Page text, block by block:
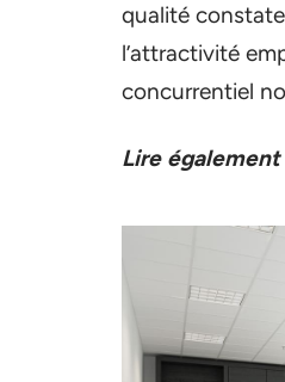
qualité
l’attractivité
concurrentiel
Lire également